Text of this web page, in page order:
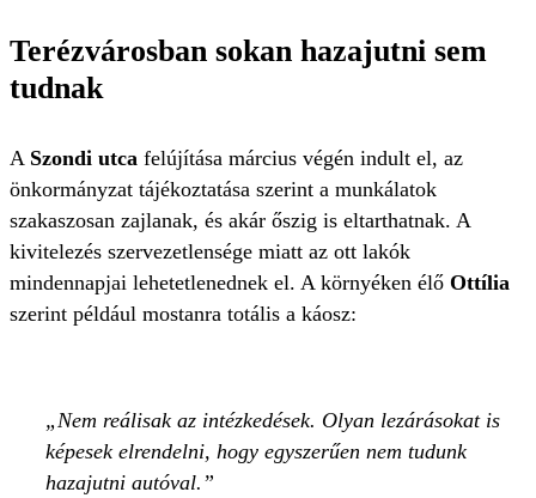
Terézvárosban sokan hazajutni sem
tudnak
A Szondi utca felújítása március végén indult el, az
önkormányzat tájékoztatása szerint a munkálatok
szakaszosan zajlanak, és akár őszig is eltarthatnak. A
kivitelezés szervezetlensége miatt az ott lakók
mindennapjai lehetetlenednek el. A környéken élő Ottília
szerint például mostanra totális a káosz:
Nem reálisak az intézkedések. Olyan lezárásokat is
képesek elrendelni, hogy egyszerűen nem tudunk
hazajutni autóval.